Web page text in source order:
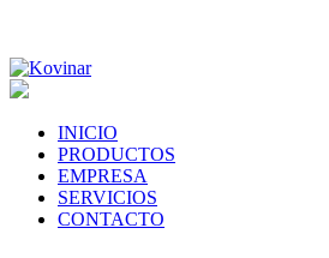
INICIO
PRODUCTOS
EMPRESA
SERVICIOS
CONTACTO